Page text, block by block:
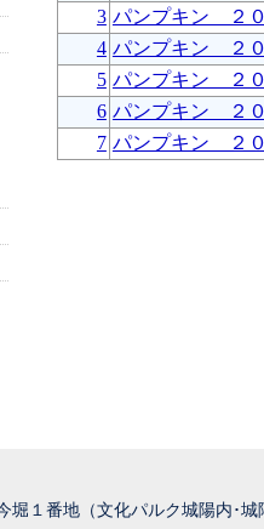
3 パンプキン ２
4 パンプキン ２
5 パンプキン ２
6 パンプキン ２
7 パンプキン ２
堀１番地（文化パルク城陽内･